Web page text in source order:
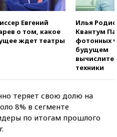
Евгений
о том, какое
ждет театры
Илья
Квантум
фотонных
будущем
техники
теряет свою долю на
8% в сегменте
по итогам прошлого